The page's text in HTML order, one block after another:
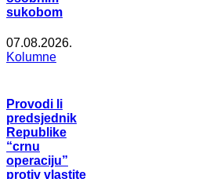
sukobom
07.08.2026.
Kolumne
Provodi li
predsjednik
Republike
“crnu
operaciju”
protiv vlastite